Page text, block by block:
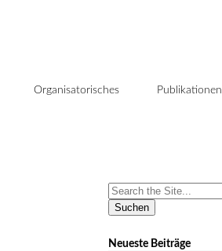
Organisatorisches Publikationen
Search
for:
Neueste Beiträge